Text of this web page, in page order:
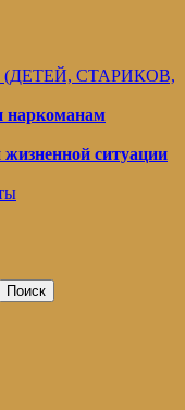
СТАРИКОВ,
наркоманам
ситуации
Поиск